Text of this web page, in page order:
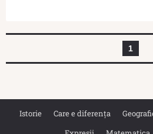
1
Istorie Care e diferența